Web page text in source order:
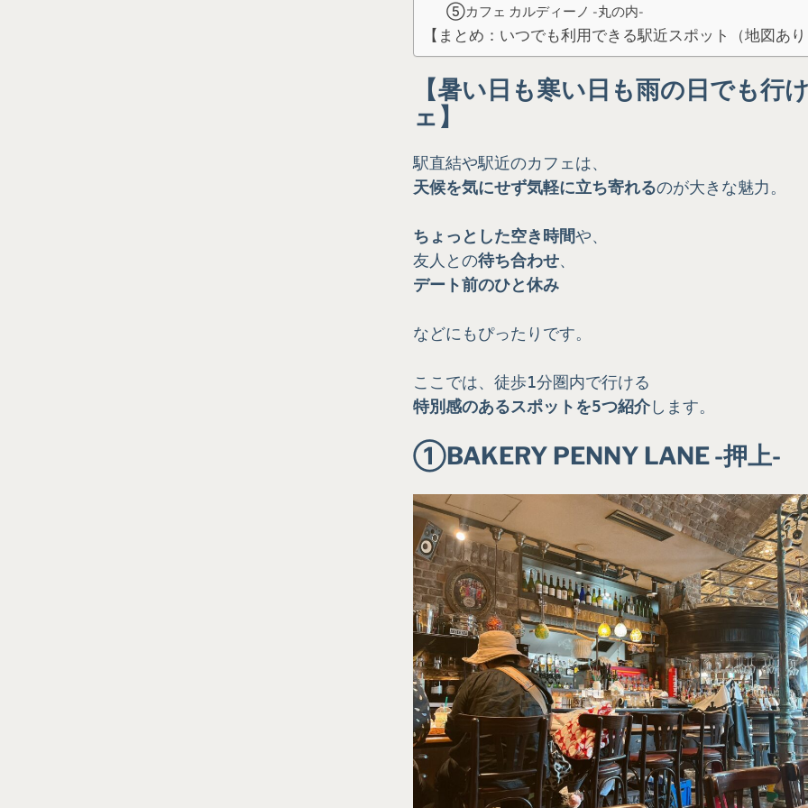
⑤カフェ カルディーノ -丸の内-
【まとめ：いつでも利用できる駅近スポット（地図あり
【暑い日も寒い日も雨の日でも行
ェ】
駅直結や駅近のカフェは、
天候を気にせず気軽に立ち寄れるのが大きな魅力。
ちょっとした空き時間や、
友人との待ち合わせ、
デート前のひと休み
などにもぴったりです。
ここでは、徒歩1分圏内で行ける
特別感のあるスポットを5つ紹介します。
①BAKERY PENNY LANE -押上-